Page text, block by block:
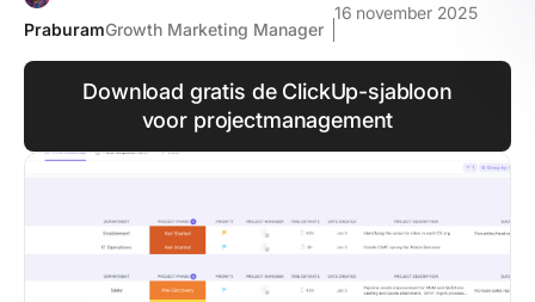
PraburamGrowth Marketing Manager
16 november 2025
Download gratis de ClickUp-sjabloon
voor projectmanagement